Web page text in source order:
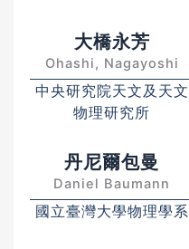
大橋永芳
Ohashi, Nagayoshi
中央研究院天文及天文
物理研究所
丹尼爾包曼
Daniel Baumann
國立臺灣大學物理學系